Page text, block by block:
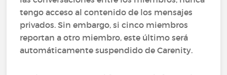
tengo acceso al contenido de los mensajes
privados. Sin embargo, si cinco miembros
reportan a otro miembro, este último será
automáticamente suspendido de Carenity.